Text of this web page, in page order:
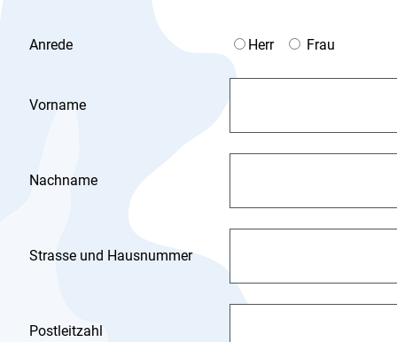
Anrede Herr Frau
Vorname
Nachname
Strasse und Hausnummer
Postleitzahl